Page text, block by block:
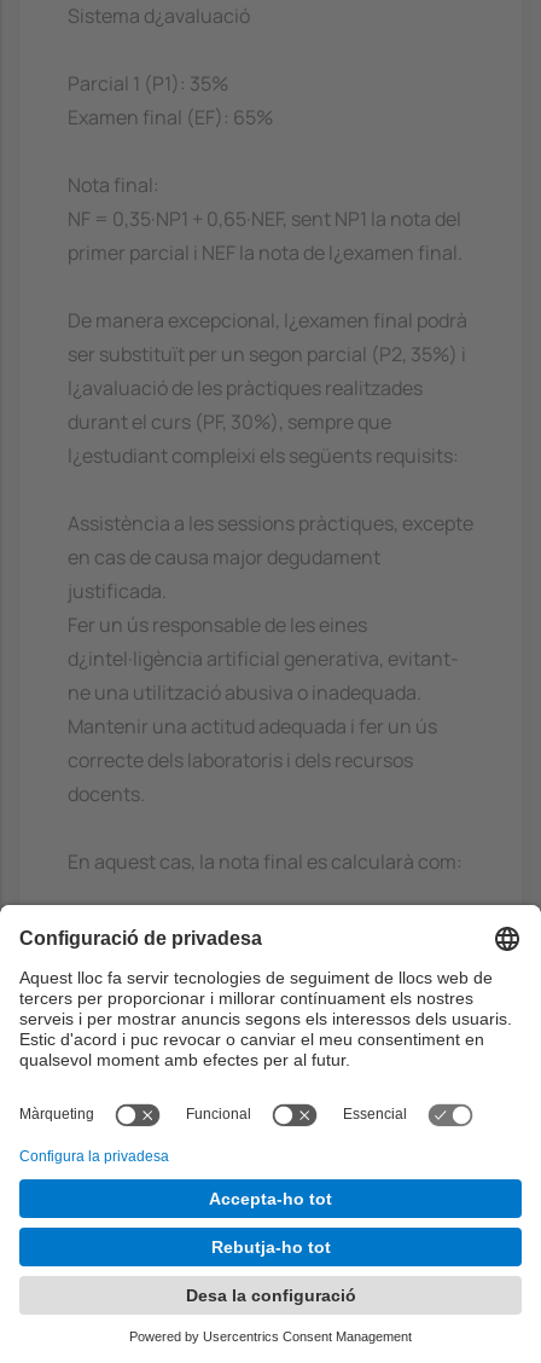
Sistema d¿avaluació
Parcial 1 (P1): 35%
Examen final (EF): 65%
Nota final:
NF = 0,35·NP1 + 0,65·NEF, sent NP1 la nota del
primer parcial i NEF la nota de l¿examen final.
De manera excepcional, l¿examen final podrà
ser substituït per un segon parcial (P2, 35%) i
l¿avaluació de les pràctiques realitzades
durant el curs (PF, 30%), sempre que
l¿estudiant compleixi els següents requisits:
Assistència a les sessions pràctiques, excepte
en cas de causa major degudament
justificada.
Fer un ús responsable de les eines
d¿intel·ligència artificial generativa, evitant-
ne una utilització abusiva o inadequada.
Mantenir una actitud adequada i fer un ús
correcte dels laboratoris i dels recursos
docents.
En aquest cas, la nota final es calcularà com:
NF = 0,35·NP1 + 0,35·NP2 + 0,3·NPF, sent NP1 la
parcial i NPF la nota de les pràctiques finals
que s¿hauran d¿entregar.
La decisió sobre l¿aplicació d¿aquesta
modalitat alternativa d¿avaluació quedarà
subjecta al compliment satisfactori de tots els
requisits anteriors.
Reavaluació:
Només es podran presentar a la reavaluació
aquelles persones que, havent-se presentat